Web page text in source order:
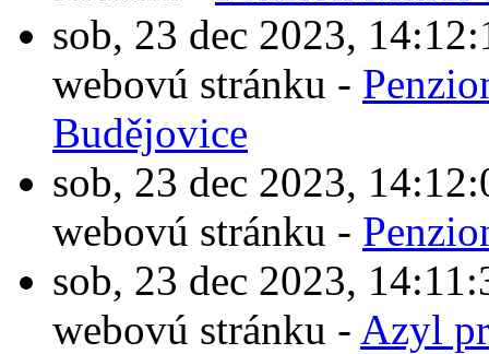
sob, 23 dec 2023,
webovú stránku -
Budějovice
sob, 23 dec 2023,
webovú stránku -
sob, 23 dec 2023,
webovú stránku - Azyl